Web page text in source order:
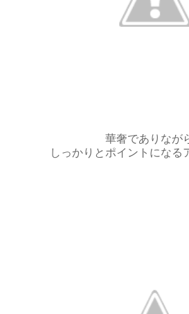
華奢でありなが
しっかりとポイントになる